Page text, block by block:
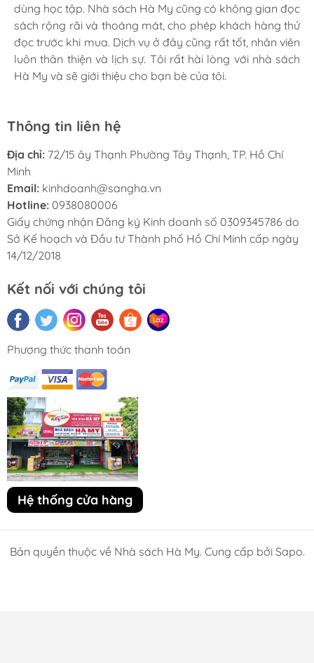
dùng học tập. Nhà sách Hà My cũng có không gian đọc
sách rộng rãi và thoáng mát, cho phép khách hàng thử
đọc trước khi mua. Dịch vụ ở đây cũng rất tốt, nhân viên
luôn thân thiện và lịch sự. Tôi rất hài lòng với nhà sách
Hà My và sẽ giới thiệu cho bạn bè của tôi.
nhiệt tình, luôn tư vấn và giúp đỡ khách hàng. Dịch vụ
giao hàng cũng rất nhanh chóng và tiện lợi. Tôi sẽ tiếp
tục ủng hộ nhà sách Hà My trong tương lai.
Thông tin liên hệ
Địa chỉ: 72/15 ây Thạnh Phường Tây Thạnh, TP. Hồ Chí
Minh
Email: kinhdoanh@sangha.vn
Hotline: 0938080006
Giấy chứng nhận Đăng ký Kinh doanh số 0309345786 do
Sở Kế hoạch và Đầu tư Thành phố Hồ Chí Minh cấp ngày
14/12/2018
Kết nối với chúng tôi
Phương thức thanh toán
Hệ thống cửa hàng
Bản quyền thuộc về Nhà sách Hà My. Cung cấp bởi Sapo.